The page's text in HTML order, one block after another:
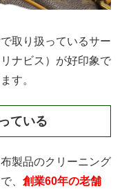
取り扱っているサー
ナビス）が好印象で
す。
ている
製品のクリーニング
、 創業60年の老舗